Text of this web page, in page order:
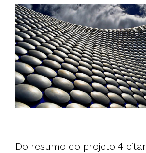
Do resumo do projeto 4